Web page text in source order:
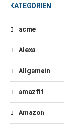
KATEGORIEN
acme
Alexa
Allgemein
amazfit
Amazon